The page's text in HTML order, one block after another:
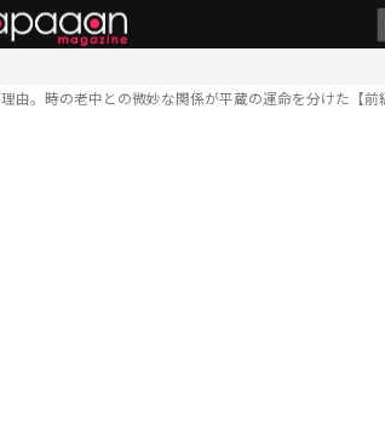
由。時の老中との微妙な関係が平蔵の運命を分けた【前